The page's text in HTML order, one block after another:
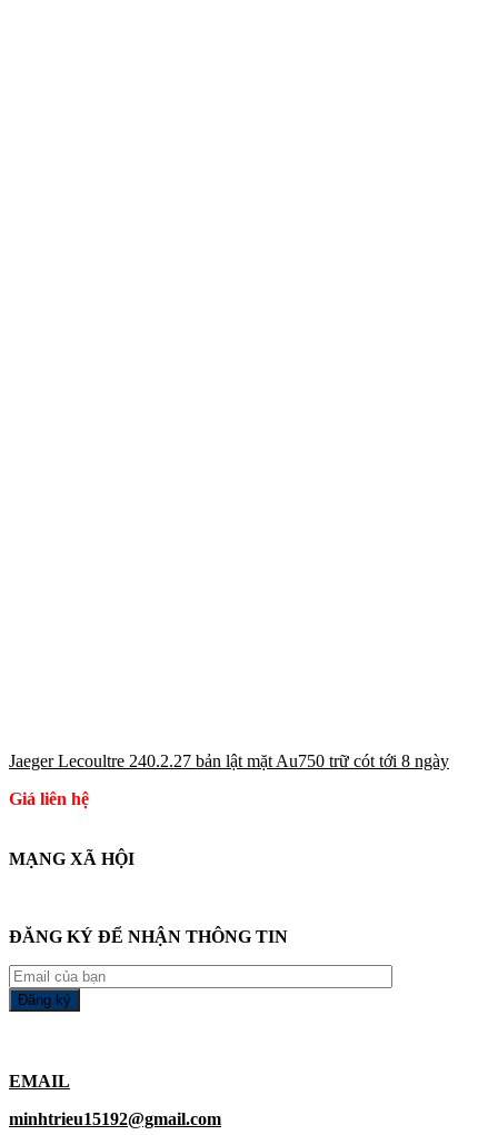
Jaeger Lecoultre 240.2.27 bản lật mặt Au750 trữ cót tới 8 ngày
Giá liên hệ
MẠNG XÃ HỘI
ĐĂNG KÝ ĐỂ NHẬN THÔNG TIN
EMAIL
minhtrieu15192@gmail.com